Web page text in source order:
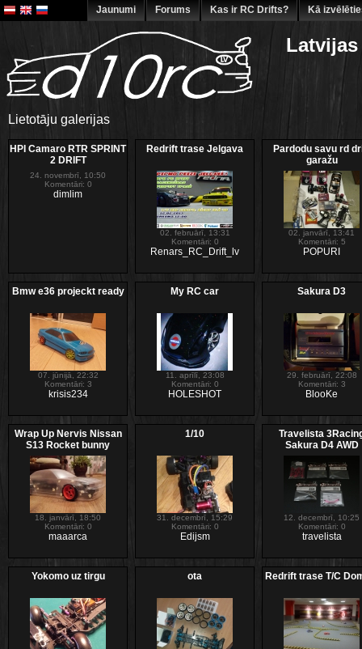
Jaunumi Forums Kas ir RC Drifts? Kā
Lietotāju galerijas
HPI Camaro RTR SPRINT
2 DRIFT
24. novembrī, 10:50
Komentāri: 0
dimlim
Redrift trase Jelgava
02. februārī, 13:31
Komentāri: 0
Renars_RC_Drift_lv
Pardodu savu rd
garažu
02. janvārī, 13:41
Komentāri: 5
POPURI
Bmw e36 projeckt ready
07. jūnijā, 22:32
Komentāri: 3
krisis234
My RC car
11. aprīlī, 23:08
Komentāri: 0
HOLESHOT
Sakura D3
29. februārī, 22:08
Komentāri: 3
BlooKe
Wrap Up Nervis Nissan
S13 Rocket bunny
18. janvārī, 18:50
Komentāri: 0
maaarca
1/10
31. decembrī, 15:29
Komentāri: 0
Edijsm
Travelista
Sakura D4 AWD
12. decembrī, 10:25
Komentāri: 0
travelista
Yokomo uz tirgu ota Redrift trase T/C